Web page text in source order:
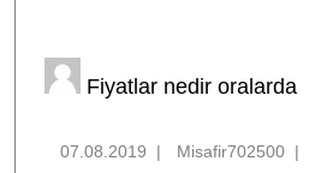
Fiyatlar nedir oralarda
07.08.2019 | Misafir702500 |